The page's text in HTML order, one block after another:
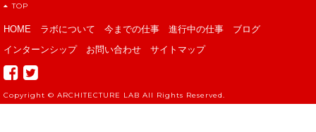
HOME ラボについて 今までの仕事 進行中の仕事
ブログ
インターンシップ
お問い合わせ サイトマップ
TOP
Copyright © ARCHITECTURE LAB All Rights Reserved.